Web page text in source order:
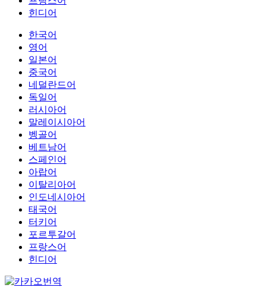
힌디어
한국어
영어
일본어
중국어
네덜란드어
독일어
러시아어
말레이시아어
벵골어
베트남어
스페인어
아랍어
이탈리아어
인도네시아어
태국어
터키어
포르투갈어
프랑스어
힌디어